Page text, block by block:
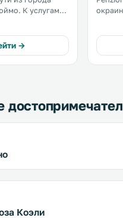
местный замок. .
→
саду,
Коэли